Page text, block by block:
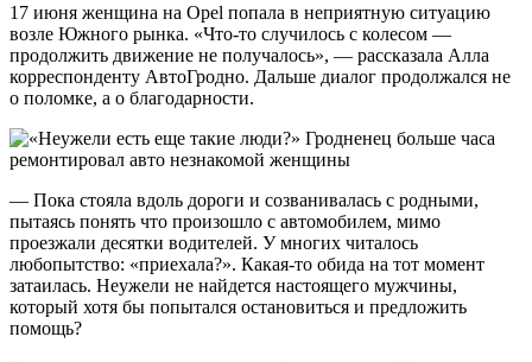
17 июня женщина на Opel попала в неприятную ситуацию
возле Южного рынка. «Что-то случилось с колесом —
продолжить движение не получалось», — рассказала Алла
корреспонденту АвтоГродно. Дальше диалог продолжался не
о поломке, а о благодарности.
— Пока стояла вдоль дороги и созванивалась с родными,
пытаясь понять что произошло с автомобилем, мимо
проезжали десятки водителей. У многих читалось
любопытство: «приехала?». Какая-то обида на тот момент
затаилась. Неужели не найдется настоящего мужчины,
который хотя бы попытался остановиться и предложить
помощь?